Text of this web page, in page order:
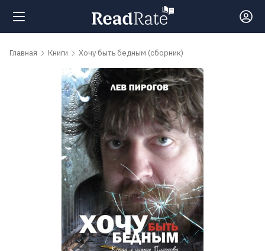
Поиск
Рейтинги
обсуждаемые
Главная Книги Хочу быть бедным (сборник)